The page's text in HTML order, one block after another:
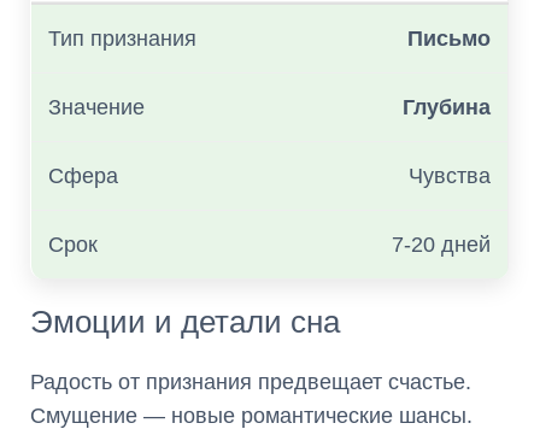
Письмо
Глубина
Чувства
7-20 дней
Эмоции и детали сна
Радость от признания предвещает счастье.
Смущение — новые романтические шансы.